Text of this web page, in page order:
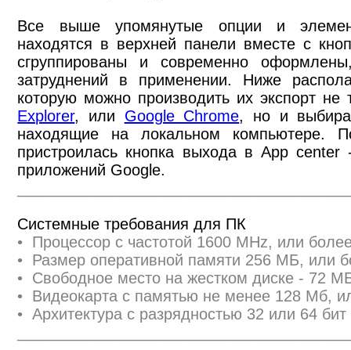
Все выше упомянутые опции и
находятся в верхней панели вместе с
сгруппированы и современно
затруднений в применении. Ниже
которую можно производить их экспорт не
Explorer, или Google Chrome, но и
находящие на локальном компьютере.
пристроилась кнопка выхода в App
приложений Google.
Системные требования для ПК
• Процессор с частотой 1600 MHz, или
• Размер оперативной памяти 256 МБ, или
• Свободное место на жестком диске - 72
• Видеокарта с памятью не менее 128 Мб,
• Архитектура с разрядностью 32 или 64